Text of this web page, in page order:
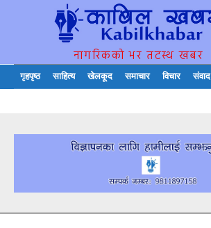
नागरिकको भर तटस्थ खबर
गृहपृष्ठ साहित्य खेलकूद समाचार विचार संवाद